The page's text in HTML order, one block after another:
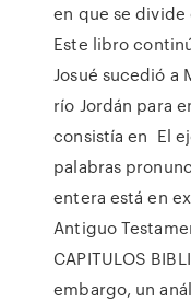
en que se
Este libro
Josué sucedió a
río Jordán para
consistía en El
palabras
entera está en
Antiguo
CAPITULOS
embargo, un